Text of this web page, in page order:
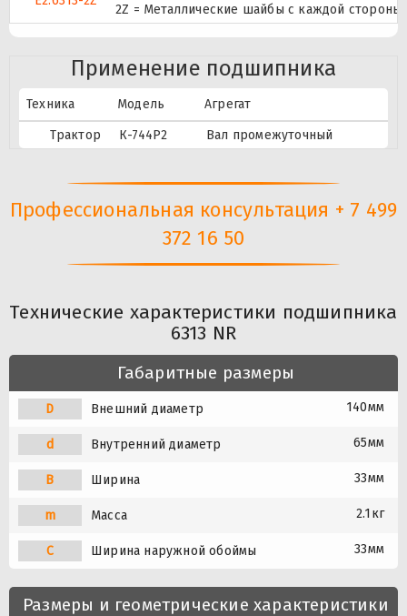
2Z = Металлические шайбы с каждой
Применение подшипника
Техника Модель
Агрегат
Трактор
К-744Р2 Вал промежуточный
Профессиональная консультация + 7 499
372 16 50
Технические характеристики подшипника
6313 NR
Габаритные размеры
D Внешний диаметр 140мм
d Внутренний диаметр 65мм
B Ширина 33мм
m Масса 2.1кг
C Ширина наружной обоймы 33мм
Размеры и геометрические характеристики